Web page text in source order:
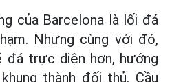
của Barcelona là lối đá
Nhưng cùng với đó,
đá trực diện hơn, hướng
thành đối thủ. Cầu